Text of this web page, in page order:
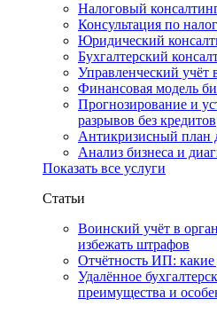
Налоговый
Консультация по
Юридический
Бухгалтерский
Управленческий учёт
Финансовая модель
Прогнозирование и
разрывов без кредитов
Антикризисный план
Анализ бизнеса и
Показать все услуги
Статьи
Воинский учёт в
избежать штрафов
Отчётность ИП: какие
Удалённое
преимущества и